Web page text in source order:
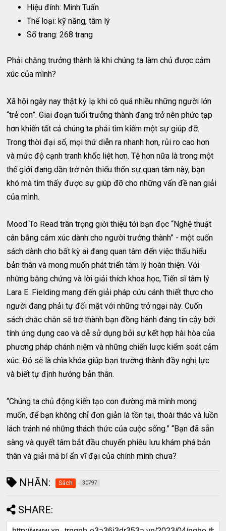
Hiệu đính: Minh Tuấn
Thể loại: kỹ năng, tâm lý
Số trang: 268 trang
Phải chăng trưởng thành là khi chúng ta làm chủ được cảm
xúc của mình?
Xã hội ngày nay thật kỳ lạ khi có quá nhiều những người lớn
“trẻ con”. Giai đoạn tuổi trưởng thành đang trở nên phức tạp
hơn khiến tất cả chúng ta phải tìm kiếm một sự giúp đỡ.
Trong thời đại số, mọi thứ diễn ra nhanh hơn, rủi ro cao hơn
và mức độ cạnh tranh khốc liệt hơn. Tệ hơn nữa là trong một
thế giới đang dần trở nên thiếu thốn sự quan tâm này, bạn
khó mà tìm thấy được sự giúp đỡ cho những vấn đề nan giải
của mình.
Mood To Read trân trọng giới thiệu tới bạn đọc “Nghệ thuật
cân bằng cảm xúc dành cho người trưởng thành” - một cuốn
sách dành cho bất kỳ ai đang quan tâm đến việc thấu hiểu
bản thân và mong muốn phát triển tâm lý hoàn thiện. Với
những bằng chứng và lời giải thích khoa học, Tiến sĩ tâm lý
Lara E. Fielding mang đến giải pháp cứu cánh thiết thực cho
người đang phải tự đối mặt với những trở ngại này. Cuốn
sách chắc chắn sẽ trở thành bạn đồng hành đáng tin cậy bởi
tính ứng dụng cao và dễ sử dụng bởi sự kết hợp hài hòa của
phương pháp chánh niệm và những chiến lược kiểm soát cảm
xúc. Đó sẽ là chìa khóa giúp bạn trưởng thành đầy nghị lực
và biết tự định hướng bản thân.
“Chúng ta chủ động kiến tạo con đường mà mình mong
muốn, để bạn không chỉ đơn giản là tồn tại, thoái thác và luồn
lách tránh né những thách thức của cuộc sống.” “Bạn đã sẵn
sàng và quyết tâm bắt đầu chuyến phiêu lưu khám phá bản
thân và giải mã bí ẩn vĩ đại của chính mình chưa?
NHÃN: Sách 30797
SHARE: